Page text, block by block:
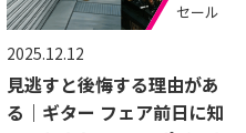
2025.12.12
見逃すと後悔する理由があ
る｜ギター フェア前日に知
セール